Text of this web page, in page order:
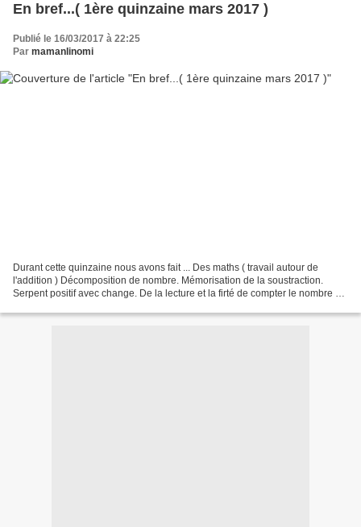
En bref...( 1ère quinzaine mars 2017 )
Publié le 16/03/2017 à 22:25
Par mamanlinomi
Durant cette quinzaine nous avons fait ... Des maths ( travail autour de
l'addition ) Décomposition de nombre. Mémorisation de la soustraction.
Serpent positif avec change. De la lecture et la firté de compter le nombre de